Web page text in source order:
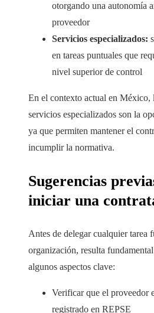
otorgando una autonomía
proveedor
Servicios especializados:
en tareas puntuales que
nivel superior de control
En el contexto actual en México,
servicios especializados son la
ya que permiten mantener el
incumplir la normativa.
Sugerencias
iniciar una
Antes de delegar cualquier tarea
organización, resulta
algunos aspectos clave:
Verificar que el proveedor
registrado en REPSE